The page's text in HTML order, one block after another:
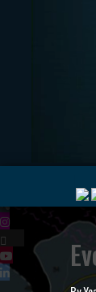
..
MyMarine
Geohub